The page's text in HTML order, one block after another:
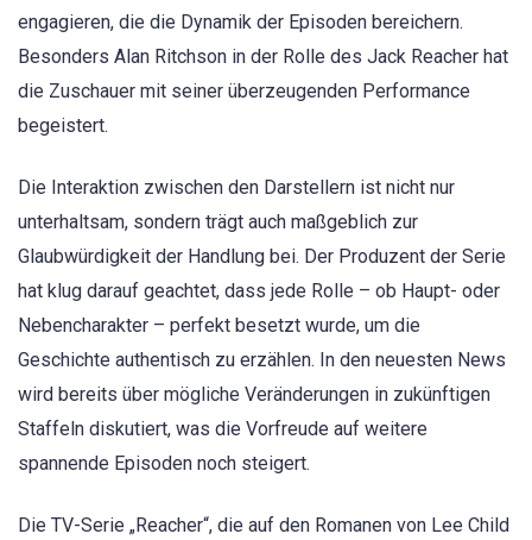
engagieren, die die Dynamik der Episoden bereichern.
Besonders Alan Ritchson in der Rolle des Jack Reacher hat
die Zuschauer mit seiner überzeugenden Performance
begeistert.
Die Interaktion zwischen den Darstellern ist nicht nur
unterhaltsam, sondern trägt auch maßgeblich zur
Glaubwürdigkeit der Handlung bei. Der Produzent der Serie
hat klug darauf geachtet, dass jede Rolle – ob Haupt- oder
Nebencharakter – perfekt besetzt wurde, um die
Geschichte authentisch zu erzählen. In den neuesten News
wird bereits über mögliche Veränderungen in zukünftigen
Staffeln diskutiert, was die Vorfreude auf weitere
spannende Episoden noch steigert.
Die TV-Serie „Reacher“, die auf den Romanen von Lee Child